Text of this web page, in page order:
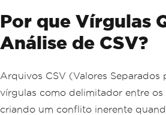
Por que Vírgulas
Análise de CSV?
Arquivos CSV (Valores Separados
vírgulas como delimitador entre os
criando um conflito inerente